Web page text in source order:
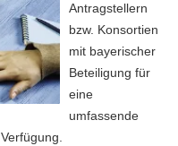
Antragstellern
bzw. Konsortien
mit bayerischer
Beteiligung für
eine
umfassende